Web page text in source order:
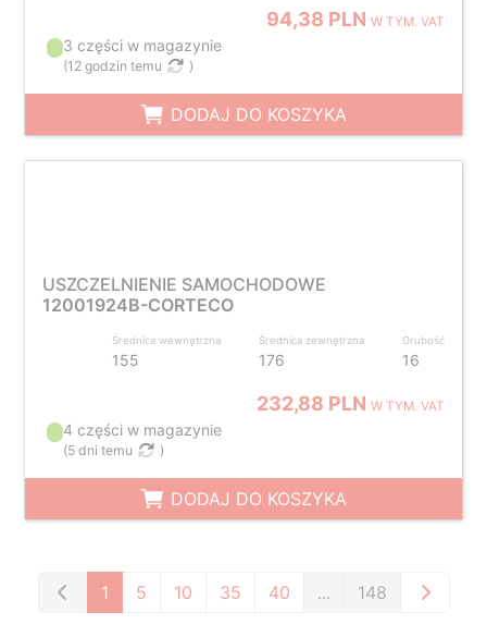
94,38 PLNW TYM. VAT
3 części w magazynie
(12 godzin temu )
DODAJ DO KOSZYKA
USZCZELNIENIE SAMOCHODOWE
12001924B-CORTECO
Średnica wewnętrzna
155
Średnica zewnętrzna
176
Grubość
16
232,88 PLNW TYM. VAT
4 części w magazynie
(5 dni temu )
DODAJ DO KOSZYKA
1 5 10 35 40 ... 148